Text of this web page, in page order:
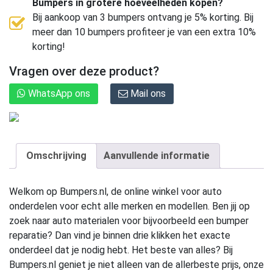
Bumpers in grotere hoeveelheden kopen?
Bij aankoop van 3 bumpers ontvang je 5% korting. Bij
meer dan 10 bumpers profiteer je van een extra 10%
korting!
Vragen over deze product?
WhatsApp ons Mail ons
Omschrijving Aanvullende informatie
Welkom op Bumpers.nl, de online winkel voor auto
onderdelen voor echt alle merken en modellen. Ben jij op
zoek naar auto materialen voor bijvoorbeeld een bumper
reparatie? Dan vind je binnen drie klikken het exacte
onderdeel dat je nodig hebt. Het beste van alles? Bij
Bumpers.nl geniet je niet alleen van de allerbeste prijs, onze